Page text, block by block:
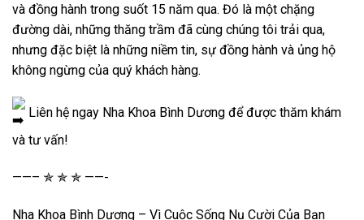
và đồng hành trong suốt 15 năm qua. Đó là một chặng
đường dài, những thăng trầm đã cùng chúng tôi trải qua,
nhưng đặc biệt là những niềm tin, sự đồng hành và ủng hộ
không ngừng của quý khách hàng.
Liên hệ ngay Nha Khoa Bình Dương để được thăm khám
và tư vấn!
——– ✯ ✯ ✯ ——-
Nha Khoa Bình Dương – Vì Cuộc Sống Nụ Cười Của Bạn